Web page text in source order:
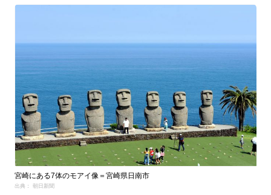
宮崎にある7体のモアイ像＝宮崎県日南市
出典： 朝日新聞